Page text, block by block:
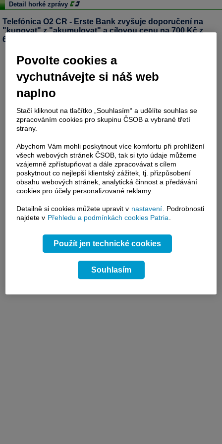
Detail horké zprávy
Telefónica O2 CR - Erste Bank zvyšuje doporučení na
"kupovat" z "akumulovat" a cílovou cenu na 700Kčz
650
Povolte cookies a
vychutnávejte si náš web
naplno
Stačí kliknout na tlačítko „Souhlasím“ a udělíte souhlas se
zpracováním cookies pro skupinu ČSOB a vybrané třetí
strany.
Abychom Vám mohli poskytnout více komfortu při prohlížení
všech webových stránek ČSOB, tak si tyto údaje můžeme
vzájemně zpřístupňovat a dále zpracovávat s cílem
poskytnout co nejlepší klientský zážitek, tj. přizpůsobení
obsahu webových stránek, analytická činnost a předávání
cookies pro účely personalizované reklamy.
Detailně si cookies můžete upravit v nastavení. Podrobnosti
najdete v Přehledu a podmínkách cookies Patria.
Použít jen technické cookies
Souhlasím